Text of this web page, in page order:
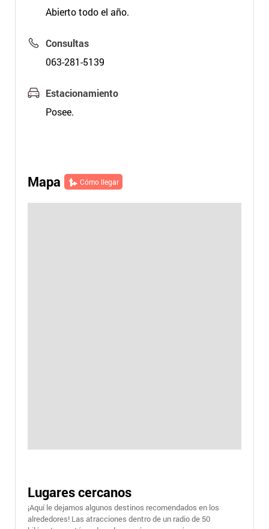
Abierto todo el año.
Consultas
063-281-5139
Estacionamiento
Posee.
Mapa Cómo llegar
Lugares cercanos
¡Aquí le dejamos algunos destinos recomendados en los
alrededores! Las atracciones dentro de un radio de 50